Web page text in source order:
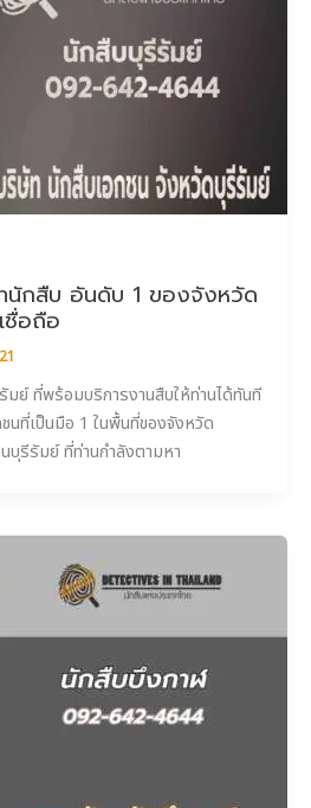
นักสืบ อันดับ 1 ของจังหวัด
ชื่อถือ
มย์ ที่พร้อมบริการงานสืบให้ท่านได้ทันที
นที่เป็นมือ 1 ในพื้นที่ของจังหวัด
บุรีรัมย์ ที่ท่านกำลังตามหา